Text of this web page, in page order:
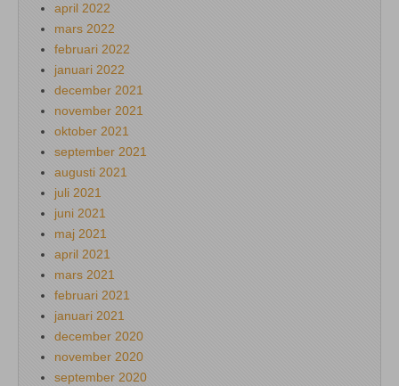
april 2022
mars 2022
februari 2022
januari 2022
december 2021
november 2021
oktober 2021
september 2021
augusti 2021
juli 2021
juni 2021
maj 2021
april 2021
mars 2021
februari 2021
januari 2021
december 2020
november 2020
september 2020